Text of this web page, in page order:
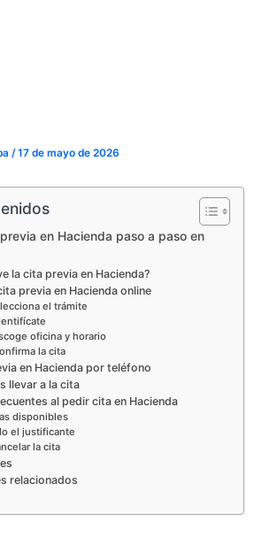
/17 de mayo de 2026
en Hacienda paso a paso en
la cita previa en Hacienda?
previa en Hacienda online
el trámite
oficina y horario
la cita
en Hacienda por teléfono
llevar a la cita
al pedir cita en Hacienda
disponibles
el justificante
la cita
relacionados